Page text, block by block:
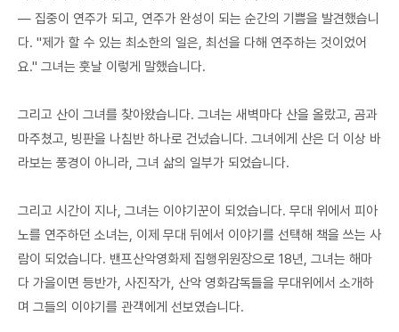
— 집중이 연주가 되고, 연주가 완성이 되는 순간의 기쁨을 발견했습니
다. "제가 할 수 있는 최소한의 일은, 최선을 다해 연주하는 것이었어
요." 그녀는 훗날 이렇게 말했습니다.
그리고 산이 그녀를 찾아왔습니다. 그녀는 새벽마다 산을 올랐고, 곰과
마주쳤고, 빙판을 나침반 하나로 건넜습니다. 그녀에게 산은 더 이상 바
라보는 풍경이 아니라, 그녀 삶의 일부가 되었습니다.
그리고 시간이 지나, 그녀는 이야기꾼이 되었습니다. 무대 위에서 피아
노를 연주하던 소녀는, 이제 무대 뒤에서 이야기를 선택해 책을 쓰는 사
람이 되었습니다. 밴프산악영화제 집행위원장으로 18년, 그녀는 해마
다 가을이면 등반가, 사진작가, 산악 영화감독들을 무대위에서 소개하
며 그들의 이야기를 관객에게 선보였습니다.